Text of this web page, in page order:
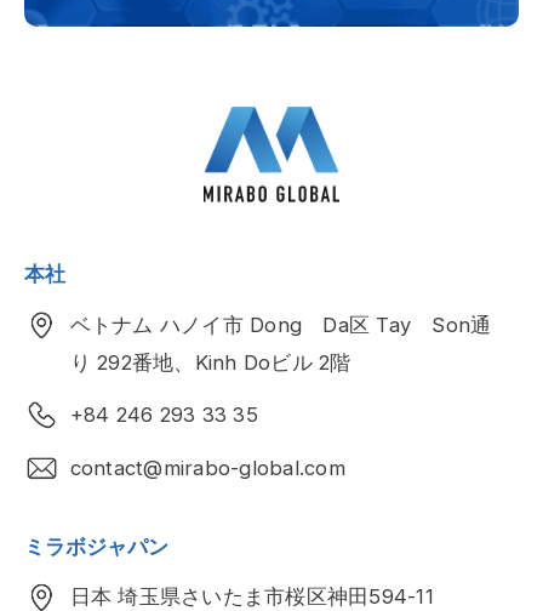
本社
ベトナム ハノイ市 Dong Da区 Tay Son通
り 292番地、Kinh Doビル 2階
+84 246 293 33 35
contact@mirabo-global.com
ミラボジャパン
日本 埼玉県さいたま市桜区神田594-11